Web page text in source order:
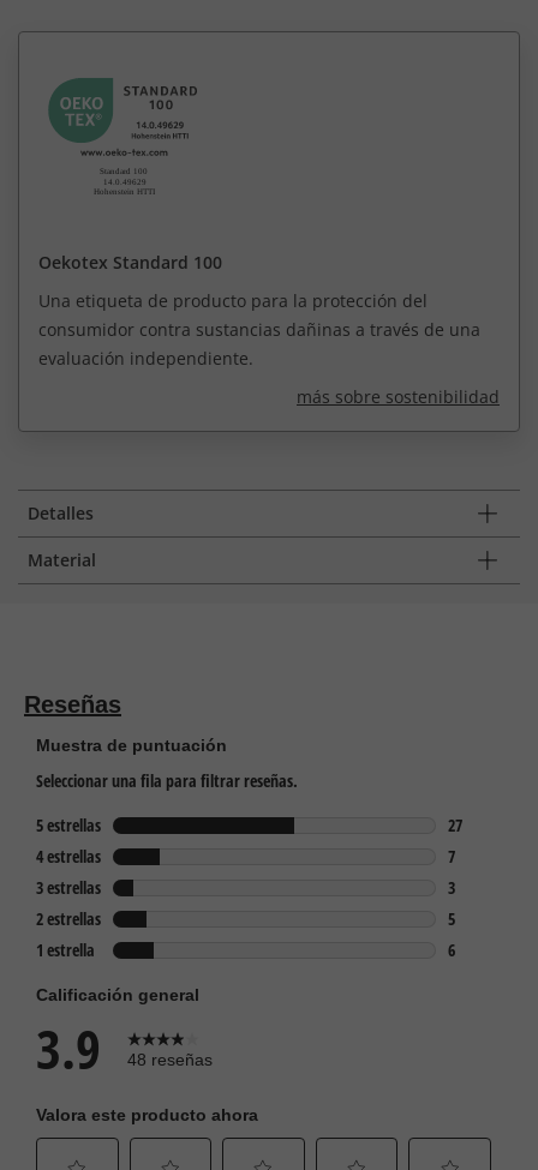
Oekotex Standard 100
Una etiqueta de producto para la protección del
consumidor contra sustancias dañinas a través de una
evaluación independiente.
más sobre sostenibilidad
Detalles
Material